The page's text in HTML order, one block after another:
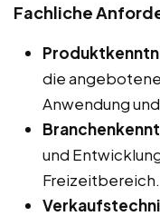
Fachliche
die
Anwendung
und
Freizeitbereich.